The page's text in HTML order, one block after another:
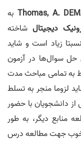
به
دیجیتال شاخته
زیاد است و شاید
حل سوال‌ها در آزمون
به تمامی مباحث مدت
لزوما منجر به تسلط
دانشجویان با حضور
منابع دیگر، به طور
خوب جهت مطالعه درس